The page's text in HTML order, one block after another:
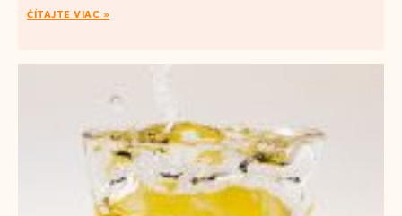
ČÍTAJTE VIAC »